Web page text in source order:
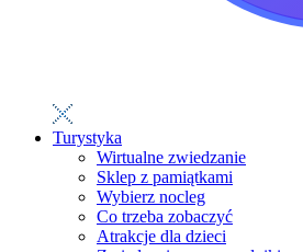
Turystyka
Wirtualne zwiedzanie
Sklep z pamiątkami
Wybierz nocleg
Co trzeba zobaczyć
Atrakcje dla dzieci